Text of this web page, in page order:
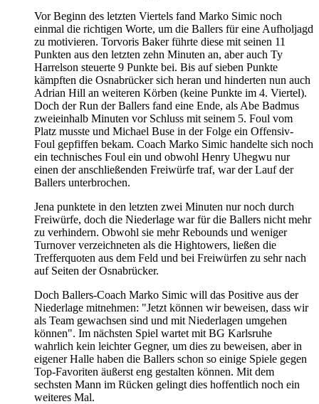
Vor Beginn des letzten Viertels fand Marko Simic noch
einmal die richtigen Worte, um die Ballers für eine Aufholjagd
zu motivieren. Torvoris Baker führte diese mit seinen 11
Punkten aus den letzten zehn Minuten an, aber auch Ty
Harrelson steuerte 9 Punkte bei. Bis auf sieben Punkte
kämpften die Osnabrücker sich heran und hinderten nun auch
Adrian Hill an weiteren Körben (keine Punkte im 4. Viertel).
Doch der Run der Ballers fand eine Ende, als Abe Badmus
zweieinhalb Minuten vor Schluss mit seinem 5. Foul vom
Platz musste und Michael Buse in der Folge ein Offensiv-
Foul gepfiffen bekam. Coach Marko Simic handelte sich noch
ein technisches Foul ein und obwohl Henry Uhegwu nur
einen der anschließenden Freiwürfe traf, war der Lauf der
Ballers unterbrochen.
Jena punktete in den letzten zwei Minuten nur noch durch
Freiwürfe, doch die Niederlage war für die Ballers nicht mehr
zu verhindern. Obwohl sie mehr Rebounds und weniger
Turnover verzeichneten als die Hightowers, ließen die
Trefferquoten aus dem Feld und bei Freiwürfen zu sehr nach
auf Seiten der Osnabrücker.
Doch Ballers-Coach Marko Simic will das Positive aus der
Niederlage mitnehmen: "Jetzt können wir beweisen, dass wir
als Team gewachsen sind und mit Niederlagen umgehen
können". Im nächsten Spiel wartet mit BG Karlsruhe
wahrlich kein leichter Gegner, um dies zu beweisen, aber in
eigener Halle haben die Ballers schon so einige Spiele gegen
Top-Favoriten äußerst eng gestalten können. Mit dem
sechsten Mann im Rücken gelingt dies hoffentlich noch ein
weiteres Mal.